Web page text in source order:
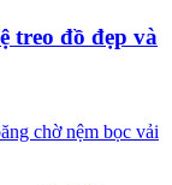
treo đồ đẹp và